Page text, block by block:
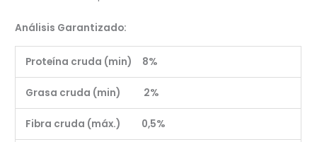
Análisis Garantizado:
Proteína cruda (min) 8%
Grasa cruda (min) 2%
Fibra cruda (máx.) 0,5%